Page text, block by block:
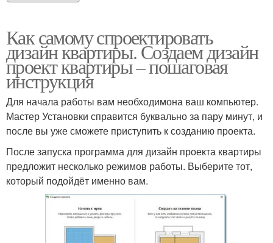
Как самому спроектировать
дизайн квартиры. Создаем дизайн
проект квартиры – пошаговая
инструкция
Для начала работы вам необходимона ваш компьютер.
Мастер Установки справится буквально за пару минут, и
после вы уже сможете приступить к созданию проекта.
После запуска программа для дизайн проекта квартиры
предложит несколько режимов работы. Выберите тот,
который подойдёт именно вам.